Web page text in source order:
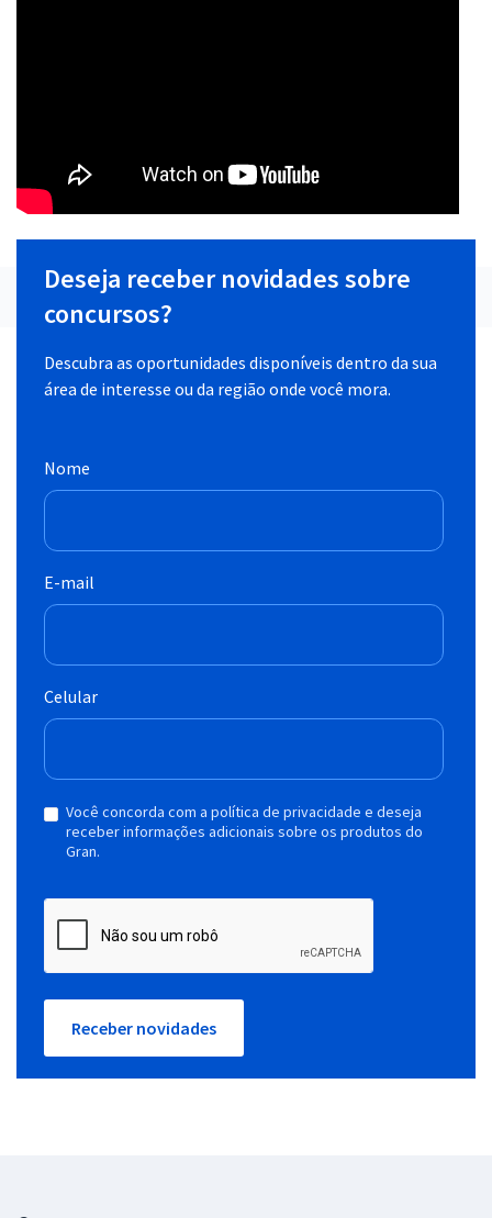
Deseja receber novidades sobre
concursos?
Descubra as oportunidades disponíveis dentro da sua
área de interesse ou da região onde você mora.
Nome
E-mail
Celular
Você concorda com a política de privacidade e deseja
receber informações adicionais sobre os produtos do
Gran.
Receber novidades